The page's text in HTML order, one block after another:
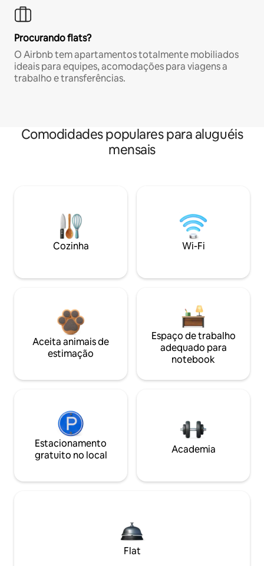
Procurando flats?
O Airbnb tem apartamentos totalmente mobiliados
ideais para equipes, acomodações para viagens a
trabalho e transferências.
Comodidades populares para aluguéis
mensais
Cozinha Wi-Fi
Aceita animais de
estimação
Espaço de trabalho
adequado para
notebook
Estacionamento
gratuito no local
Academia
Flat